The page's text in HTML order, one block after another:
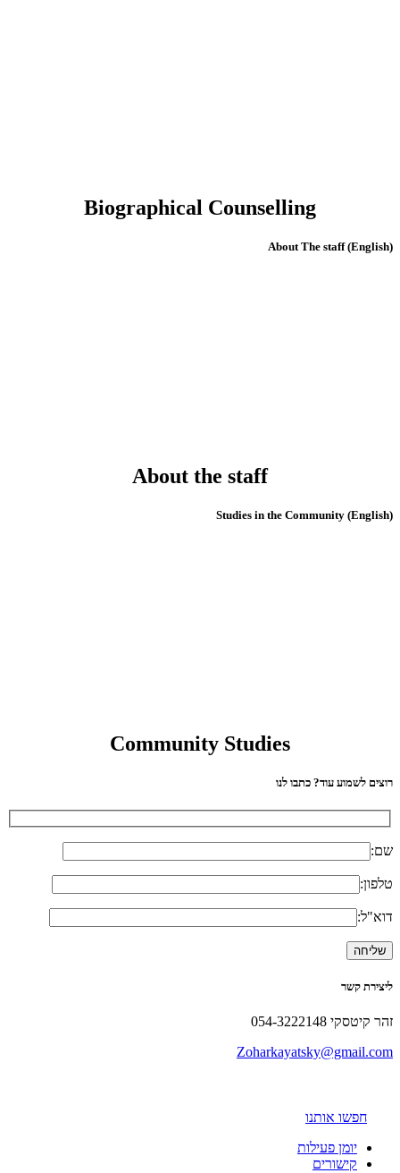
Biographical Counselling
(English) About The staff
About the staff
(English) Studies in the Community
Community Studies
רוצים לשמוע עוד? כתבו לנו
שם:
טלפון:
דוא"ל:
ליצירת קשר
זהר קיטסקי 054-3222148
Zoharkayatsky@gmail.com
חפשו אותנו
יומן פעילות
קישורים